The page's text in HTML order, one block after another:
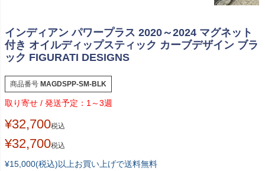
インディアン パワープラス 2020～2024 マグネット
付き オイルディップスティック カーブデザイン ブラ
ック FIGURATI DESIGNS
商品番号 MAGDSPP-SM-BLK
1～3週
¥32,700税込
¥32,700税込
¥15,000(税込)以上お買い上げで送料無料